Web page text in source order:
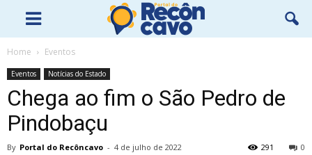
Home Eventos
Eventos Notícias do Estado
Chega ao fim o São Pedro de
Pindobaçu
By Portal do Recôncavo - 4 de julho de 2022 0
291